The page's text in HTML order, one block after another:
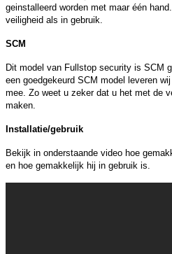
geinstalleerd worden met maar één
veiligheid als in gebruik.
SCM
Dit model van Fullstop security is SCM
een goedgekeurd SCM model leveren
mee. Zo weet u zeker dat u het met de
maken.
Installatie/gebruik
Bekijk in onderstaande video hoe
en hoe gemakkelijk hij in gebruik is.